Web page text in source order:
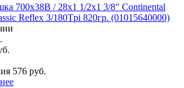
700x38B / 28x1 1/2х1 3/8" Continental
Reflex 3/180Tpi 820гр. (01015640000)
576 руб.